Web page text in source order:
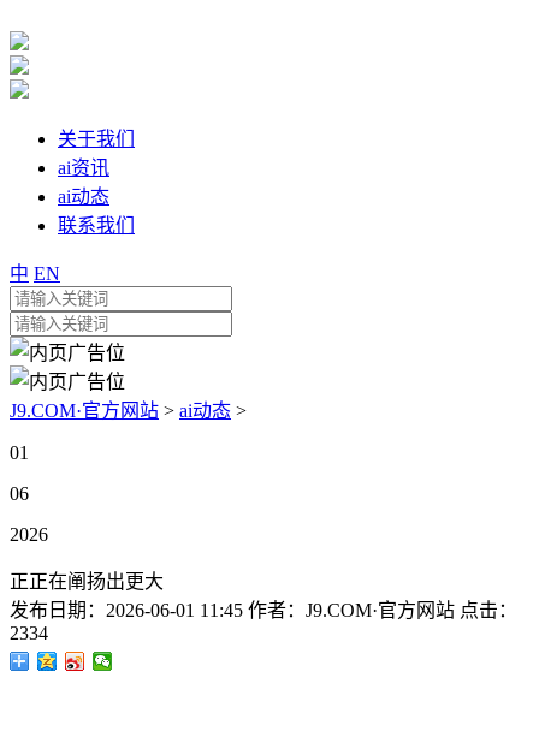
关于我们
ai资讯
ai动态
联系我们
中 EN
J9.COM·官方网站 > ai动态 >
01
06
2026
正正在阐扬出更大
发布日期： 2026-06-01 11:45 作者： J9.COM·官方网站 点击：
2334